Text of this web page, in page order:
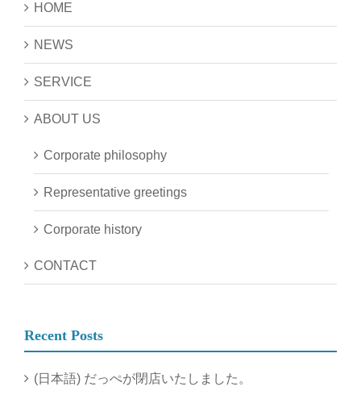
HOME
NEWS
SERVICE
ABOUT US
Corporate philosophy
Representative greetings
Corporate history
CONTACT
Recent Posts
(日本語) だっぺが閉店いたしました。